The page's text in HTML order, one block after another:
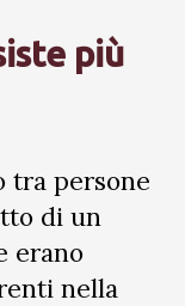
più
tra persone
di un
erano
nella